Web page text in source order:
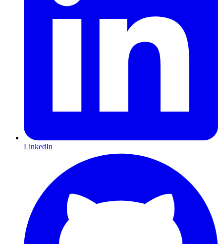
LinkedIn